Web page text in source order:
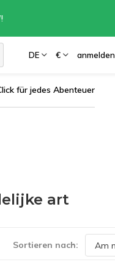
DE € anmelden
für jedes Abenteuer
art
Sortieren nach: